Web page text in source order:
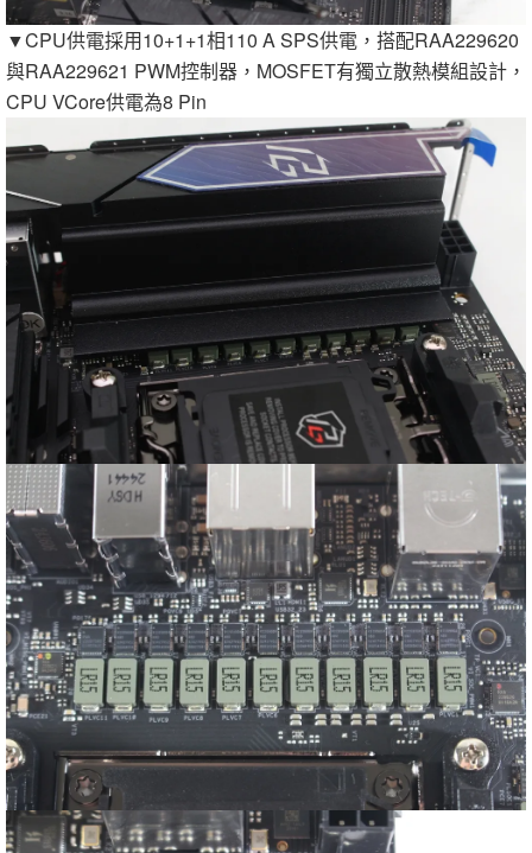
▼CPU供電採用10+1+1相110 A SPS供電，搭配RAA229620
與RAA229621 PWM控制器，MOSFET有獨立散熱模組設計，
CPU VCore供電為8 Pin